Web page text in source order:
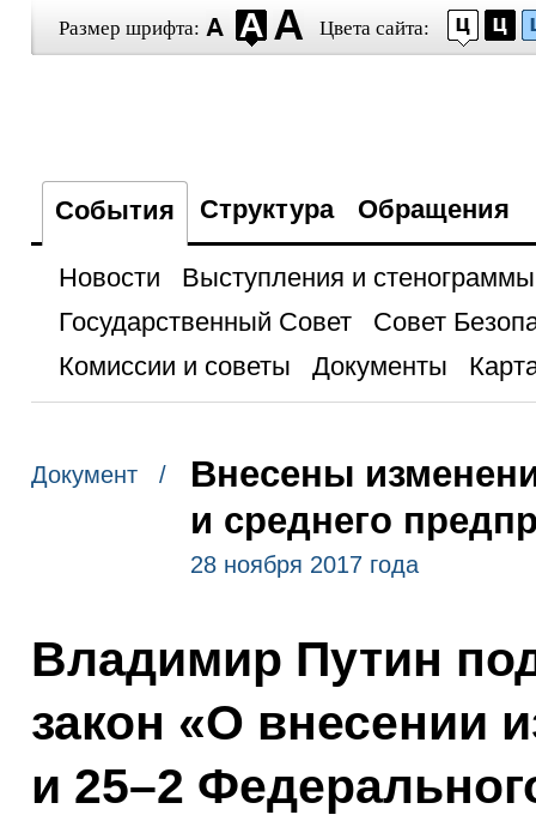
Размер шрифта: Цвета сайта:
События Структура Обращения
Новости
Выступления и стенограммы
Государственный Совет
Совет
Комиссии и советы
Документы
Документ /
Внесены
и среднего
28 ноября 2017 года
Владимир Путин
закон «О внесении
и 25–2